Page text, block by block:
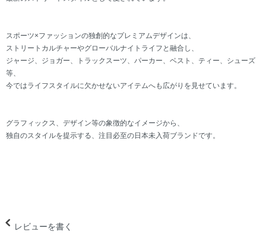
スポーツ×ファッションの独創的なプレミアムデザインは、
ストリートカルチャーやグローバルナイトライフと融合し、
ジャージ、ジョガー、トラックスーツ、パーカー、ベスト、ティー、シューズ
等、
今ではライフスタイルに欠かせないアイテムへも広がりを見せています。
グラフィックス、デザイン等の象徴的なイメージから、
独自のスタイルを提示する、注目必至の日本未入荷ブランドです。
レビューを書く